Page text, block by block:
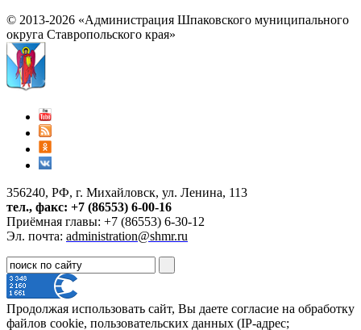
© 2013-2026 «Администрация Шпаковского муниципального
округа Ставропольского края»
356240, РФ, г. Михайловск, ул. Ленина, 113
тел., факс: +7 (86553) 6-00-16
Приёмная главы: +7 (86553) 6-30-12
Эл. почта: administration@shmr.ru
Продолжая использовать сайт, Вы даете согласие на обработку
файлов cookie, пользовательских данных (IP-адрес;